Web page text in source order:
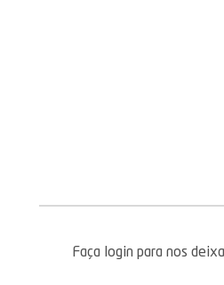
Faça login para nos